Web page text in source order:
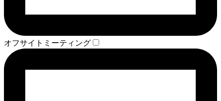
オフサイトミーティング